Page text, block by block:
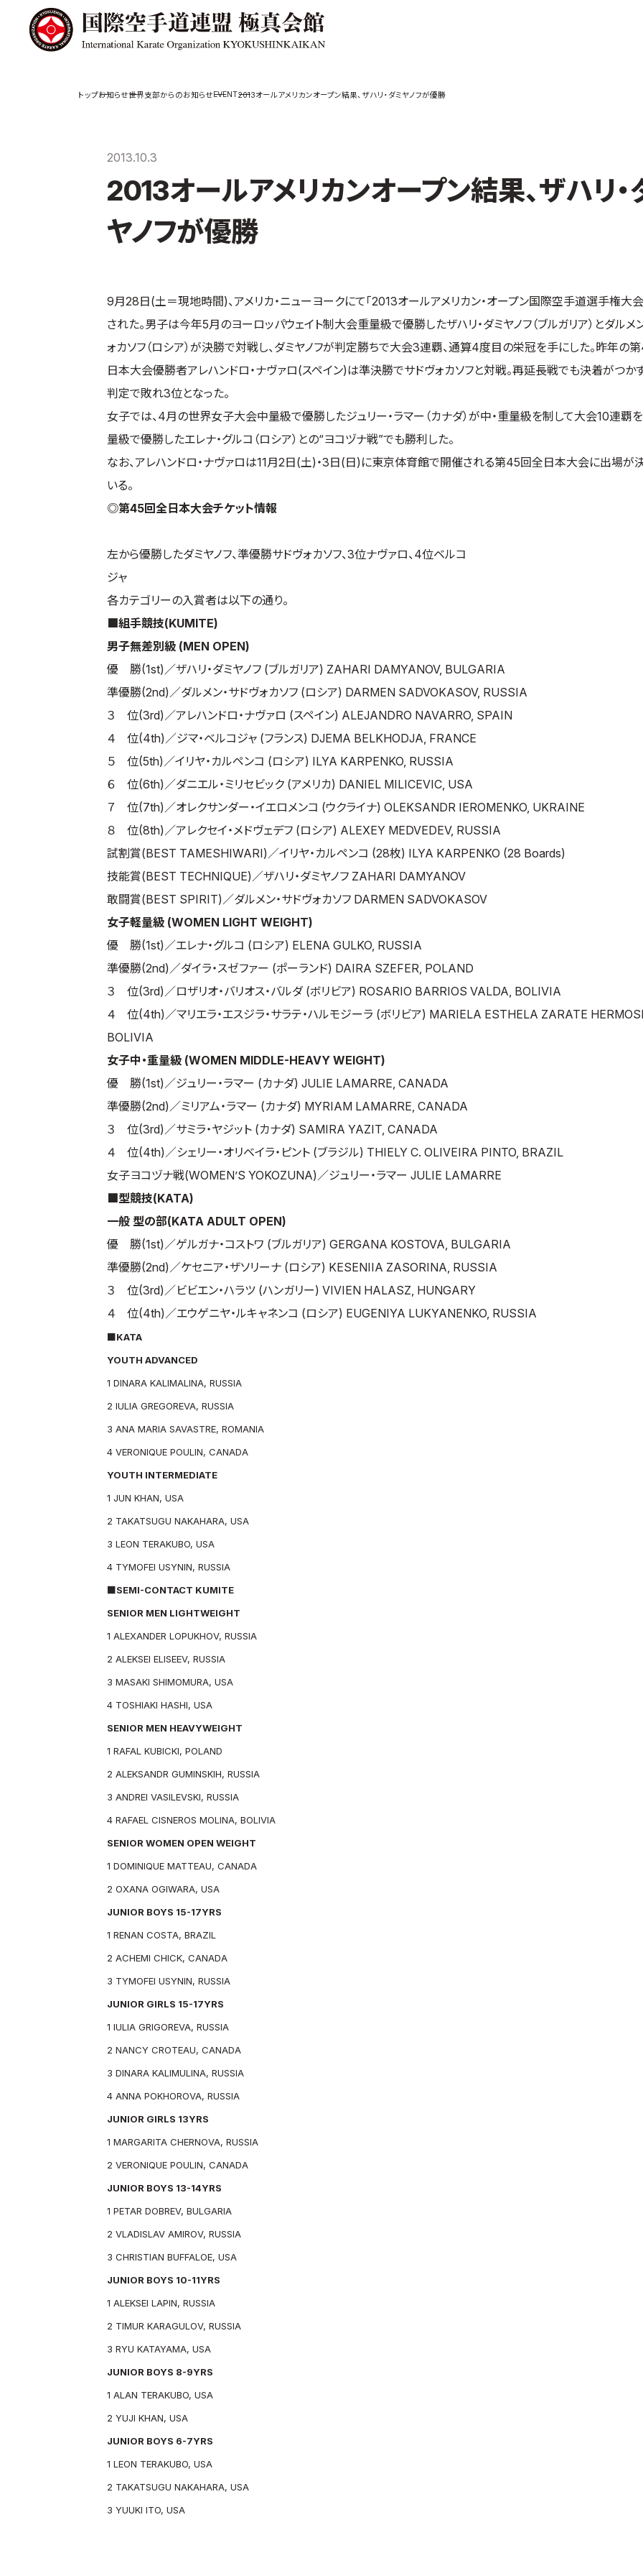
大山倍達総裁 紹
介
介
極真の歴史
国際空手道連盟に
ついて
公式記録
の方
会員制度
お知らせ世界支部からのお知らせEVENT2013オールアメリカンオープン結果、ザハリ・ダミヤノフが優勝
2013.10.3
2013オールアメリカンオープン結果、ザハリ・
ヤノフが優勝
9月28日(土＝現地時間)、アメリカ・ニューヨークにて「2013オールアメリカン・オープン国際空手道選手権大
された。男子は今年5月のヨーロッパウェイト制大会重量級で優勝したザハリ・ダミヤノフ（ブルガリア）とダルメ
ォカソフ（ロシア）が決勝で対戦し、ダミヤノフが判定勝ちで大会3連覇、通算4度目の栄冠を手にした。昨年の
日本大会優勝者アレハンドロ・ナヴァロ(スペイン)は準決勝でサドヴォカソフと対戦。再延長戦でも決着がつか
判定で敗れ3位となった。
女子では、4月の世界女子大会中量級で優勝したジュリー・ラマー（カナダ）が中・重量級を制して大会10連覇を
量級で優勝したエレナ・グルコ（ロシア）との“ヨコヅナ戦”でも勝利した。
なお、アレハンドロ・ナヴァロは11月2日(土)・3日(日)に東京体育館で開催される第45回全日本大会に出場が
いる。
◎第45回全日本大会チケット情報
左から優勝したダミヤノフ、準優勝サドヴォカソフ、3位ナヴァロ、4位ベルコ
ジャ
各カテゴリーの入賞者は以下の通り。
■組手競技(KUMITE)
男子無差別級 (MEN OPEN)
優 勝(1st)／ザハリ・ダミヤノフ (ブルガリア) ZAHARI DAMYANOV, BULGARIA
準優勝(2nd)／ダルメン・サドヴォカソフ (ロシア) DARMEN SADVOKASOV, RUSSIA
３ 位(3rd)／アレハンドロ・ナヴァロ (スペイン) ALEJANDRO NAVARRO, SPAIN
４ 位(4th)／ジマ・ベルコジャ (フランス) DJEMA BELKHODJA, FRANCE
５ 位(5th)／イリヤ・カルペンコ (ロシア) ILYA KARPENKO, RUSSIA
６ 位(6th)／ダニエル・ミリセビック (アメリカ) DANIEL MILICEVIC, USA
７ 位(7th)／オレクサンダー・イエロメンコ (ウクライナ) OLEKSANDR IEROMENKO, UKRAINE
８ 位(8th)／アレクセイ・メドヴェデフ (ロシア) ALEXEY MEDVEDEV, RUSSIA
試割賞(BEST TAMESHIWARI)／イリヤ・カルペンコ (28枚) ILYA KARPENKO (28 Boards)
技能賞(BEST TECHNIQUE)／ザハリ・ダミヤノフ ZAHARI DAMYANOV
敢闘賞(BEST SPIRIT)／ダルメン・サドヴォカソフ DARMEN SADVOKASOV
女子軽量級 (WOMEN LIGHT WEIGHT)
優 勝(1st)／エレナ・グルコ (ロシア) ELENA GULKO, RUSSIA
準優勝(2nd)／ダイラ・スゼファー (ポーランド) DAIRA SZEFER, POLAND
３ 位(3rd)／ロザリオ・バリオス・バルダ (ボリビア) ROSARIO BARRIOS VALDA, BOLIVIA
４ 位(4th)／マリエラ・エスジラ・サラテ・ハルモジーラ (ボリビア) MARIELA ESTHELA ZARATE
BOLIVIA
女子中・重量級 (WOMEN MIDDLE-HEAVY WEIGHT)
優 勝(1st)／ジュリー・ラマー (カナダ) JULIE LAMARRE, CANADA
準優勝(2nd)／ミリアム・ラマー (カナダ) MYRIAM LAMARRE, CANADA
３ 位(3rd)／サミラ・ヤジット (カナダ) SAMIRA YAZIT, CANADA
４ 位(4th)／シェリー・オリベイラ・ピント (ブラジル) THIELY C. OLIVEIRA PINTO, BRAZIL
女子ヨコヅナ戦(WOMEN’S YOKOZUNA)／ジュリー・ラマー JULIE LAMARRE
■型競技(KATA)
一般 型の部(KATA ADULT OPEN)
優 勝(1st)／ゲルガナ・コストワ (ブルガリア) GERGANA KOSTOVA, BULGARIA
準優勝(2nd)／ケセニア・ザソリーナ (ロシア) KESENIIA ZASORINA, RUSSIA
３ 位(3rd)／ビビエン・ハラツ (ハンガリー) VIVIEN HALASZ, HUNGARY
４ 位(4th)／エウゲニヤ・ルキャネンコ (ロシア) EUGENIYA LUKYANENKO, RUSSIA
■KATA
YOUTH ADVANCED
1 DINARA KALIMALINA, RUSSIA
2 IULIA GREGOREVA, RUSSIA
3 ANA MARIA SAVASTRE, ROMANIA
4 VERONIQUE POULIN, CANADA
YOUTH INTERMEDIATE
1 JUN KHAN, USA
2 TAKATSUGU NAKAHARA, USA
3 LEON TERAKUBO, USA
4 TYMOFEI USYNIN, RUSSIA
■SEMI-CONTACT KUMITE
SENIOR MEN LIGHTWEIGHT
1 ALEXANDER LOPUKHOV, RUSSIA
2 ALEKSEI ELISEEV, RUSSIA
3 MASAKI SHIMOMURA, USA
4 TOSHIAKI HASHI, USA
SENIOR MEN HEAVYWEIGHT
1 RAFAL KUBICKI, POLAND
2 ALEKSANDR GUMINSKIH, RUSSIA
3 ANDREI VASILEVSKI, RUSSIA
4 RAFAEL CISNEROS MOLINA, BOLIVIA
SENIOR WOMEN OPEN WEIGHT
1 DOMINIQUE MATTEAU, CANADA
2 OXANA OGIWARA, USA
JUNIOR BOYS 15-17YRS
1 RENAN COSTA, BRAZIL
2 ACHEMI CHICK, CANADA
3 TYMOFEI USYNIN, RUSSIA
JUNIOR GIRLS 15-17YRS
1 IULIA GRIGOREVA, RUSSIA
2 NANCY CROTEAU, CANADA
3 DINARA KALIMULINA, RUSSIA
4 ANNA POKHOROVA, RUSSIA
JUNIOR GIRLS 13YRS
1 MARGARITA CHERNOVA, RUSSIA
2 VERONIQUE POULIN, CANADA
JUNIOR BOYS 13-14YRS
1 PETAR DOBREV, BULGARIA
2 VLADISLAV AMIROV, RUSSIA
3 CHRISTIAN BUFFALOE, USA
JUNIOR BOYS 10-11YRS
1 ALEKSEI LAPIN, RUSSIA
2 TIMUR KARAGULOV, RUSSIA
3 RYU KATAYAMA, USA
JUNIOR BOYS 8-9YRS
1 ALAN TERAKUBO, USA
2 YUJI KHAN, USA
JUNIOR BOYS 6-7YRS
1 LEON TERAKUBO, USA
2 TAKATSUGU NAKAHARA, USA
3 YUUKI ITO, USA